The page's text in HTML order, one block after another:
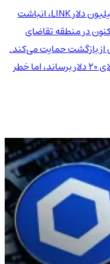
نهنگ‌های چین‌لینک با خرید حدود ۲۲ میلیون دلار LINK، انباشت
در منطقه تقاضای
از بازگشت حمایت می‌کند.
حفظ این محدوده می‌تواند قیمت را به بالای ۲۰ دلار برساند، اما خطر